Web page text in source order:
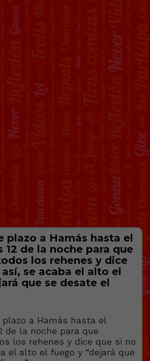
plazo a Hamás hasta el
12 de la noche para que
los rehenes y dice
se acaba el alto el
que se desate el